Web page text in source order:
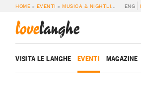
HOME » EVENTI »MUSICA & NIGHTLIFE ENG
lovelanghe
VISITA LE LANGHE EVENTI MAGAZINE